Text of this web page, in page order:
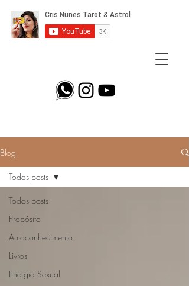
Blog
Todos posts
Propósito
Autoconhecimento
Livros
Energia Sexual
Todos posts